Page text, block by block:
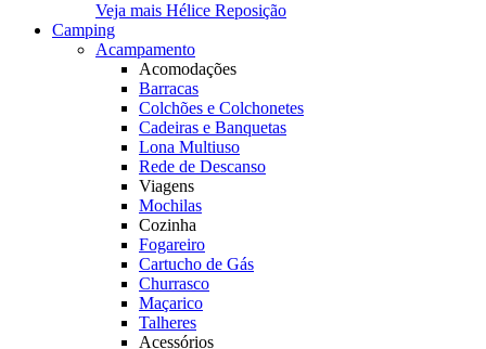
Veja mais Hélice Reposição
Camping
Acampamento
Acomodações
Barracas
Colchões e Colchonetes
Cadeiras e Banquetas
Lona Multiuso
Rede de Descanso
Viagens
Mochilas
Cozinha
Fogareiro
Cartucho de Gás
Churrasco
Maçarico
Talheres
Acessórios